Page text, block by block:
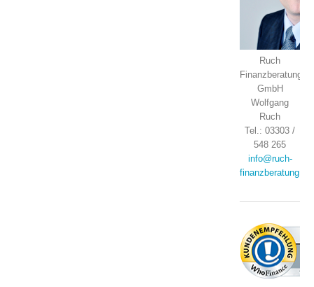
Ruch
Finanzberatung
GmbH
Wolfgang
Ruch
Tel.: 03303 /
548 265
info@ruch-
finanzberatung.de